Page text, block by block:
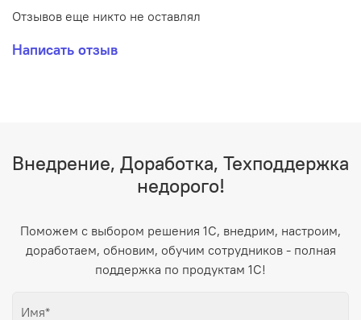
Отзывов еще никто не оставлял
Написать отзыв
Внедрение, Доработка, Техподдержка
недорого!
Поможем с выбором решения 1С, внедрим, настроим,
доработаем, обновим, обучим сотрудников - полная
поддержка по продуктам 1С!